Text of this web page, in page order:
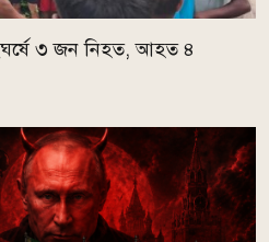
৩ জন নিহত, আহত ৪